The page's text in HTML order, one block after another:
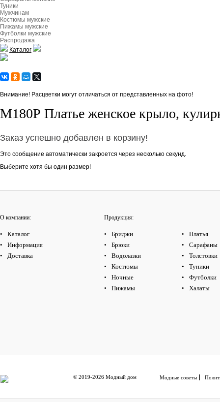
Туники
Мужчинам
Костюмы мужские
Пижамы мужские
Футболки мужские
Распродажа
Каталог
Внимание! Расцветки могут отличаться от представленных на фото!
М180Р Платье женское крыло,
Заказ успешно добавлен в корзину!
Это сообщение автоматически закроется через несколько секунд.
Выберите хотя бы один размер!
О компании:
Каталог
Информация
Доставка
Продукция:
Бриджи
Брюки
Водолазки
Костюмы
Ночные
Пижамы
Платья
Сарафаны
Толстовки
Туники
Футболки
Халаты
© 2019-2026 Модный дом Модные советы